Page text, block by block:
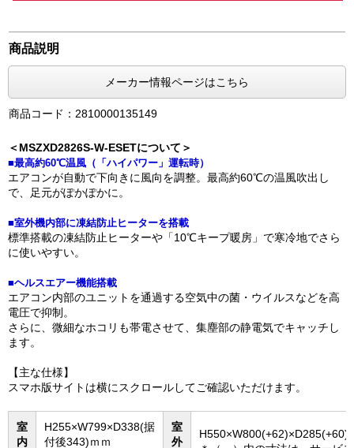
商品説明
メーカー情報ページはこちら
商品コード：2810000135149
＜MSZXD2826S-W-ESETについて＞
■最高約60℃温風（「ハイパワー」運転時）
エアコンが自動で下向きに風向を調整。最高約60℃の温風吹出し
で、足元がぽかぽかに。
■室外機内部に凍結防止ヒーターを搭載
標準搭載の凍結防止ヒーターや「10℃キープ暖房」で寒冷地でさら
に使いやすい。
■ヘルスエアー機能搭載
エアコン内部のユニットを通過する空気中の菌・ウイルスなどを高
電圧で抑制。
さらに、微細なホコリも帯電させて、集塵部の静電気でキャッチし
ます。
【主な仕様】
スマホ版サイトは横にスクロールしてご確認いただけます。
室
内
H255×W799×D338(据
付後343)ｍｍ
室
外